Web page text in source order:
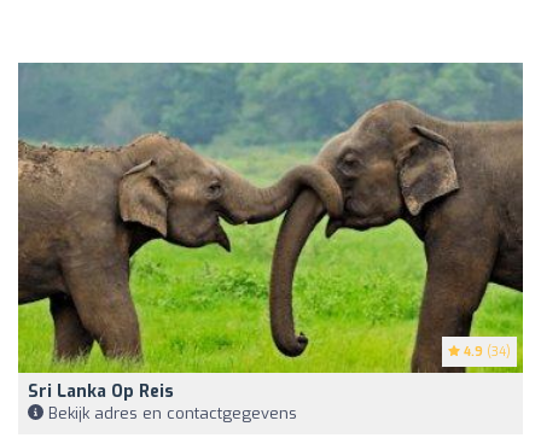
4.9 (34)
Sri Lanka Op Reis
Bekijk adres en contactgegevens